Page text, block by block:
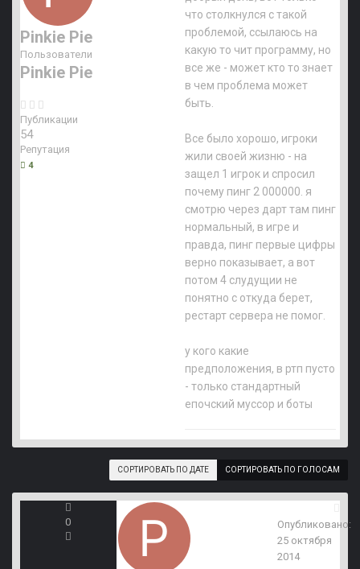
Pinkie Pie
Пользователи
Pinkie Pie
Публикации
54
Репутация
4
что столкнулся с такой
проблемой, ссылаюсь на
какую то чит программу, но
все же - может кто то знает
в чем проблема может
быть.
Все было хорошо, игроки
жили своей жизню - на
защел 1 игрок и спросил
почему пинг 2 000000. я
смотрю через дарт там пинг
нормальный, в игре и
правда, пинг первые цифры
верно показывает, а вот
потом 4 слудущии не
понятно с откуда берет,
рестарт сервера не помог.
у кого какие
предположения, в ртп пусто
- только стандартный
епочский муссор и боты
СОРТИРОВАТЬ ПО ГОЛОСАМ
СОРТИРОВАТЬ ПО ДАТЕ
0
Опубликовано:
25 октября
2014